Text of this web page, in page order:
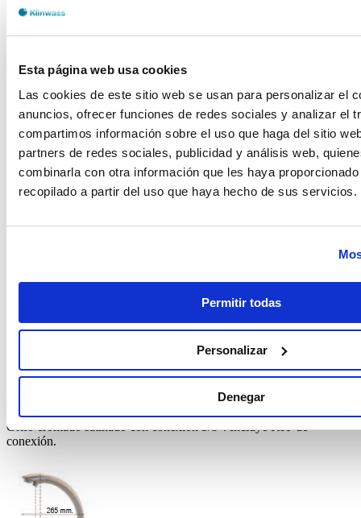
Esta página web usa cookies
Las cookies de este sitio web se usan para personalizar el
anuncios, ofrecer funciones de redes sociales y analizar el
compartimos información sobre el uso que haga del sitio
partners de redes sociales, publicidad y análisis web,
combinarla con otra información que les haya
recopilado a partir del uso que haya hecho de sus servicios.
Permitir todas
Personalizar
Denegar
DESCRIPCION DEL PRODUCTO
Grifo cromado satinado con conexión 3/8”. Incluye KIT de
conexión.